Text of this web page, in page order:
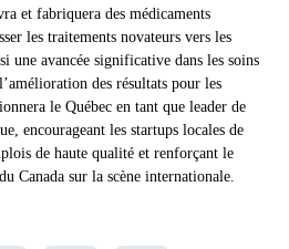
et fabriquera des médicaments
les traitements novateurs vers les
une avancée significative dans les soins
des résultats pour les
le Québec en tant que leader de
encourageant les startups locales de
de haute qualité et renforçant le
Canada sur la scène internationale.